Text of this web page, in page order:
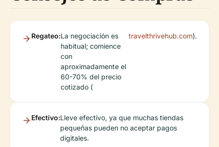
Regateo:La negociación es
habitual; comience
con
aproximadamente el
60-70% del precio
cotizado (
travelthrivehub.com).
Efectivo:Lleve efectivo, ya que muchas tiendas
pequeñas pueden no aceptar pagos
digitales.